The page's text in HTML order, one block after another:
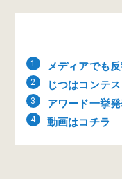
メディアでも
じつはコンテ
アワード一挙
動画はコチラ